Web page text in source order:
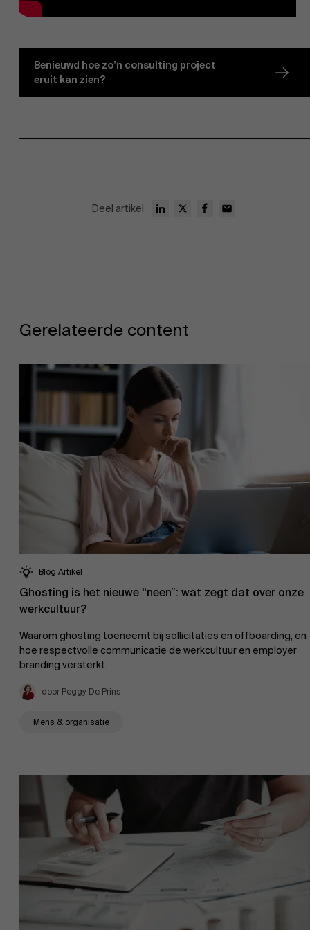
Over Antwerp Management School
Nieuws
Werken bij AMS
AMS team
Benieuwd hoe zo’n consulting project
eruit kan zien?
Deel artikel
Gerelateerde content
Blog Artikel
Ghosting is het nieuwe “neen”: wat zegt dat over onze
werkcultuur?
Waarom ghosting toeneemt bij sollicitaties en offboarding, en
hoe respectvolle communicatie de werkcultuur en employer
branding versterkt.
door Peggy De Prins
Mens & organisatie